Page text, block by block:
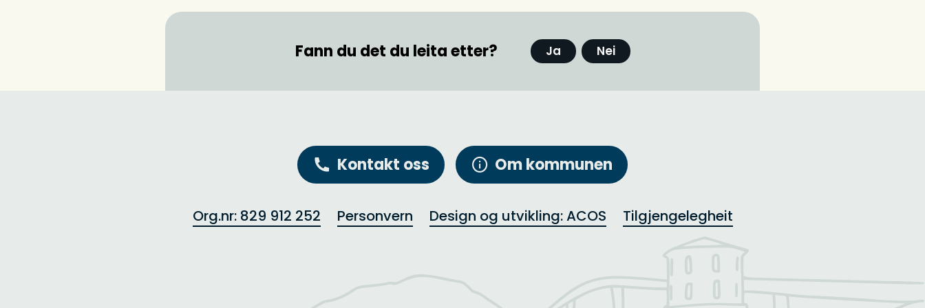
Fann du det du leita etter? Ja Nei
Kontakt oss Om kommunen
Org.nr: 829 912 252 Personvern Design og utvikling: ACOS Tilgjengelegheit